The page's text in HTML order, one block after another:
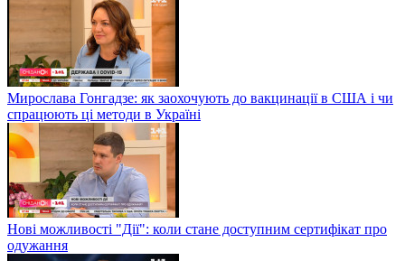
Мирослава Гонгадзе: як заохочують до вакцинації в США і чи
спрацюють ці методи в Україні
Нові можливості "Дії": коли стане доступним сертифікат про
одужання